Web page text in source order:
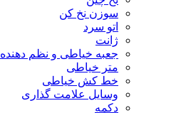
سوزن نخ کن
اتو سرد
ژانت
جعبه خیاطی و نظم دهنده
متر خیاطی
خط کش خیاطی
وسایل علامت گذاری
دکمه